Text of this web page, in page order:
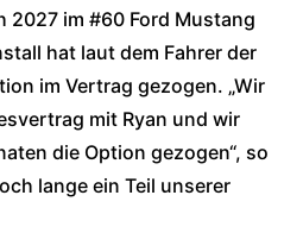
2027 im #60 Ford Mustang
hat laut dem Fahrer der
im Vertrag gezogen. „Wir
mit Ryan und wir
die Option gezogen“, so
lange ein Teil unserer